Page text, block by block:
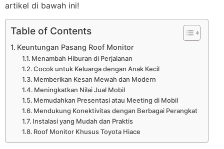
artikel di bawah ini!
Table of Contents
Keuntungan Pasang Roof Monitor
Menambah Hiburan di Perjalanan
Cocok untuk Keluarga dengan Anak Kecil
Memberikan Kesan Mewah dan Modern
Meningkatkan Nilai Jual Mobil
Memudahkan Presentasi atau Meeting di Mobil
Mendukung Konektivitas dengan Berbagai Perangkat
Instalasi yang Mudah dan Praktis
Roof Monitor Khusus Toyota Hiace